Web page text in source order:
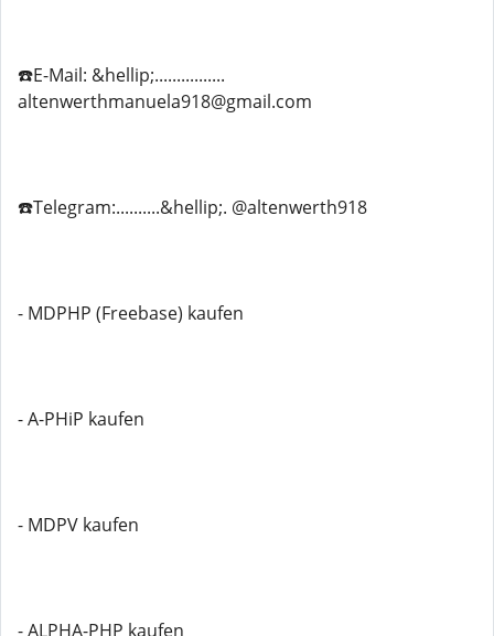
☎️E-Mail: &hellip;................
altenwerthmanuela918@gmail.com
☎️Telegram:..........&hellip;. @altenwerth918
- MDPHP (Freebase) kaufen
- A-PHiP kaufen
- MDPV kaufen
- ALPHA-PHP kaufen